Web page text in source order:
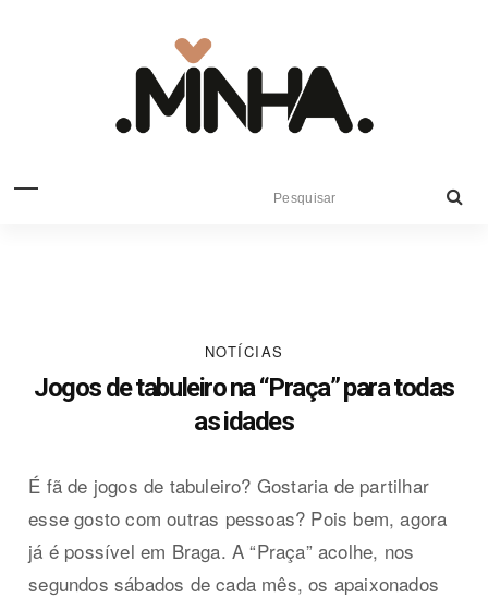
NOTÍCIAS
Jogos de tabuleiro na “Praça” para todas
as idades
É fã de jogos de tabuleiro? Gostaria de partilhar
esse gosto com outras pessoas? Pois bem, agora
já é possível em Braga. A “Praça” acolhe, nos
segundos sábados de cada mês, os apaixonados